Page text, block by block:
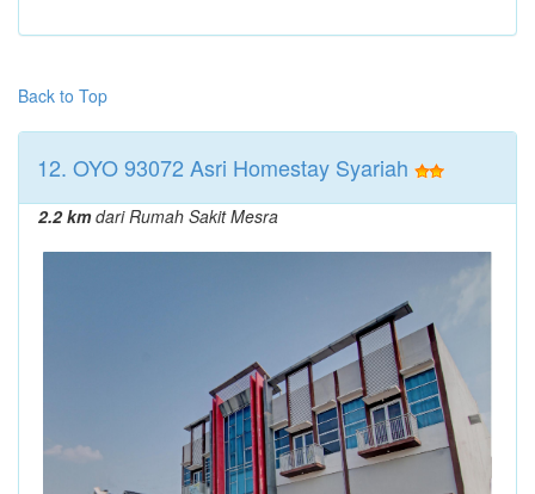
Back to Top
12. OYO 93072 Asri Homestay Syariah
2.2 kmdari Rumah Sakit Mesra